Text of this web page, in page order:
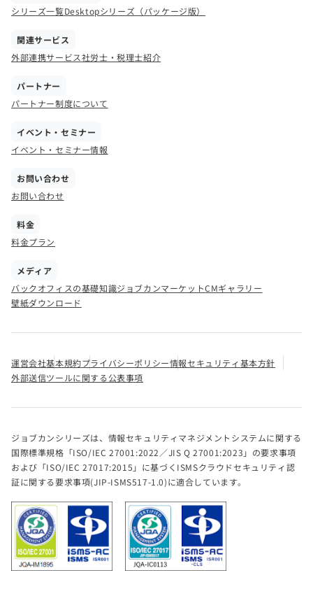
シリーズ一覧Desktopシリーズ（パッケージ版）
関連サービス
外部連携サービス社労士・税理士紹介
パートナー
パートナー制度について
イベント・セミナー
イベント・セミナー情報
お問い合わせ
お問い合わせ
料金
料金プラン
メディア
バックオフィスの基礎知識ジョブカンマーケットCMギャラリー
壁紙ダウンロード
運営会社基本規約プライバシーポリシー情報セキュリティ基本方針
外部送信ツールに関する公表事項
ジョブカンシリーズは、情報セキュリティマネジメントシステムに関する
国際標準規格「ISO/IEC 27001:2022／JIS Q 27001:2023」の要求事項
および「ISO/IEC 27017:2015」に基づくISMSクラウドセキュリティ認
証に関する要求事項(JIP-ISMS517-1.0)に適合しています。